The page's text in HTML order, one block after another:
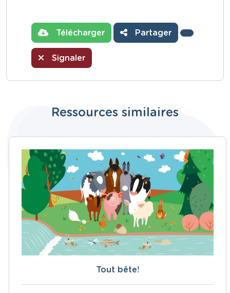
Télécharger Partager
Signaler
Ressources similaires
Tout bête!